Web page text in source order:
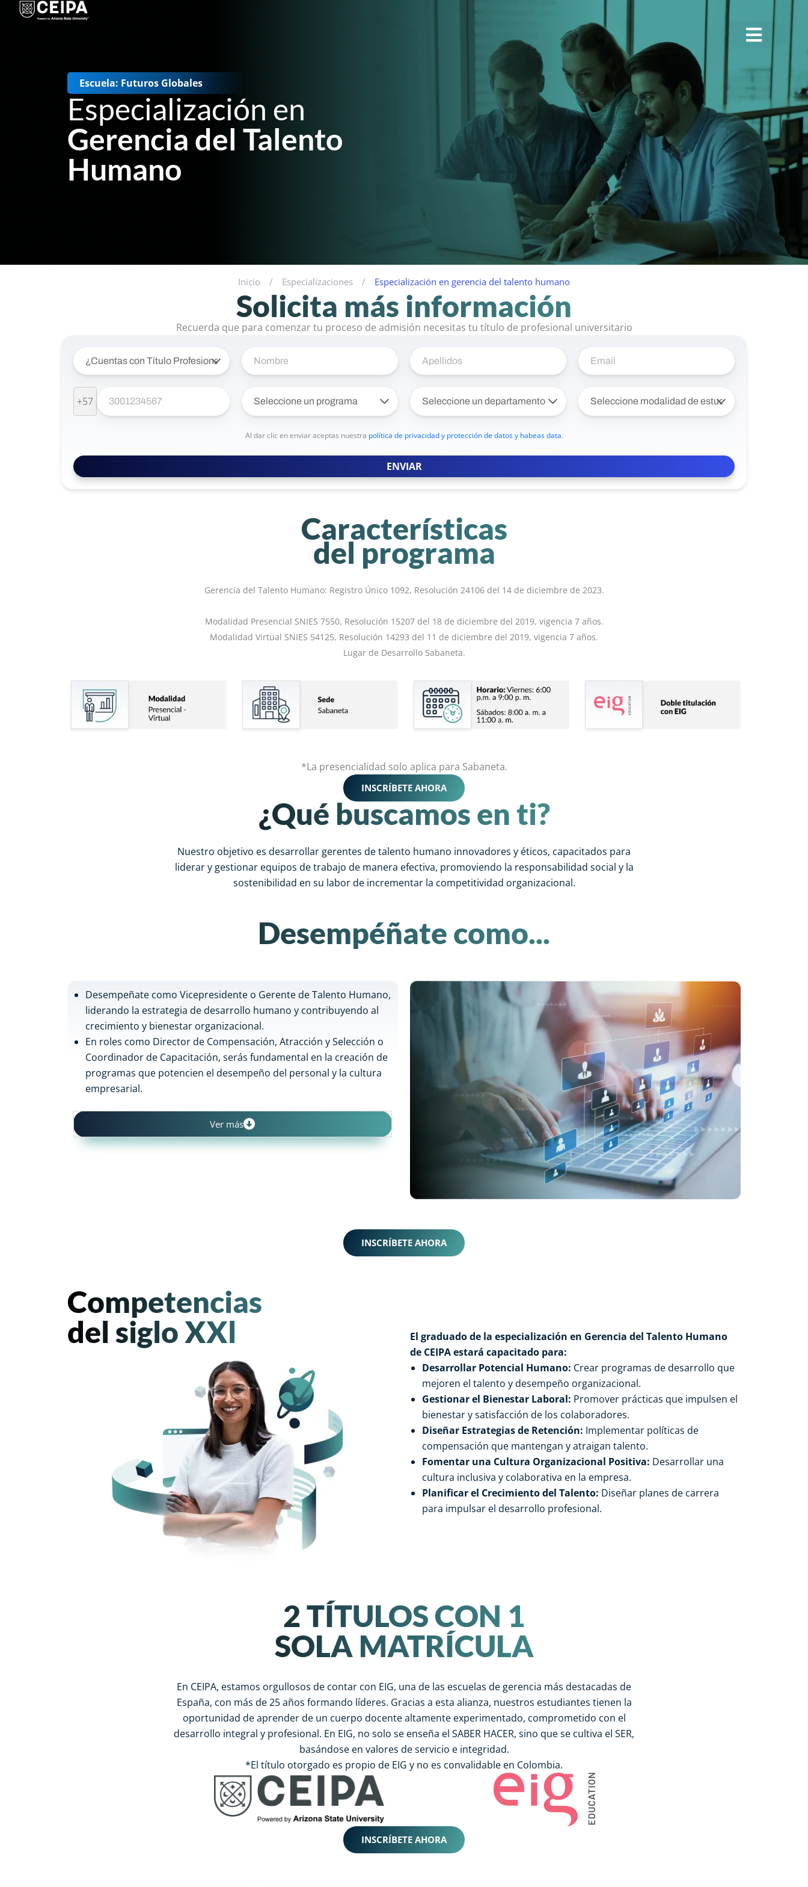
Escuela: Futuros Globales
Especialización en
Gerencia del Talento
Humano
Inicio / Especializaciones / Especialización en gerencia del talento humano
Solicita más información
Recuerda que para comenzar tu proceso de admisión necesitas tu título de profesional universitario
+57
Al dar clic en enviar aceptas nuestra política de privacidad y protección de datos y habeas data.
ENVIAR
Características
del programa
Gerencia del Talento Humano: Registro Único 1092, Resolución 24106 del 14 de diciembre de 2023.
Modalidad Presencial SNIES 7550, Resolución 15207 del 18 de diciembre del 2019, vigencia 7 años.
Modalidad Virtual SNIES 54125, Resolución 14293 del 11 de diciembre del 2019, vigencia 7 años.
Lugar de Desarrollo Sabaneta.
*La presencialidad solo aplica para Sabaneta.
INSCRÍBETE AHORA
¿Qué buscamos en ti?
Nuestro objetivo es desarrollar gerentes de talento humano innovadores y éticos, capacitados para
liderar y gestionar equipos de trabajo de manera efectiva, promoviendo la responsabilidad social y la
sostenibilidad en su labor de incrementar la competitividad organizacional.
Desempéñate como...
Desempeñate como Vicepresidente o Gerente de Talento Humano,
liderando la estrategia de desarrollo humano y contribuyendo al
crecimiento y bienestar organizacional.
En roles como Director de Compensación, Atracción y Selección o
Coordinador de Capacitación, serás fundamental en la creación de
programas que potencien el desempeño del personal y la cultura
empresarial.
Ver más
INSCRÍBETE AHORA
Competencias
del siglo XXl
El graduado de la especialización en Gerencia del Talento Humano
de CEIPA estará capacitado para:
Desarrollar Potencial Humano: Crear programas de desarrollo que
mejoren el talento y desempeño organizacional.
Gestionar el Bienestar Laboral: Promover prácticas que impulsen el
bienestar y satisfacción de los colaboradores.
Diseñar Estrategias de Retención: Implementar políticas de
compensación que mantengan y atraigan talento.
Fomentar una Cultura Organizacional Positiva: Desarrollar una
cultura inclusiva y colaborativa en la empresa.
Planificar el Crecimiento del Talento: Diseñar planes de carrera
para impulsar el desarrollo profesional.
2 TÍTULOS CON 1
SOLA MATRÍCULA
En CEIPA, estamos orgullosos de contar con EIG, una de las escuelas de gerencia más destacadas de
España, con más de 25 años formando líderes. Gracias a esta alianza, nuestros estudiantes tienen la
oportunidad de aprender de un cuerpo docente altamente experimentado, comprometido con el
desarrollo integral y profesional. En EIG, no solo se enseña el SABER HACER, sino que se cultiva el SER,
basándose en valores de servicio e integridad.
*El título otorgado es propio de EIG y no es convalidable en Colombia.
INSCRÍBETE AHORA